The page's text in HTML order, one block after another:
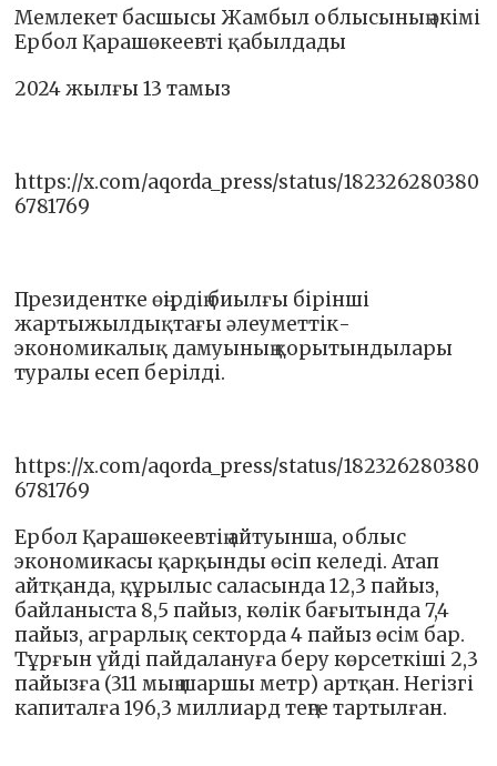
Мемлекет басшысы Жамбыл облысының әкімі
Ербол Қарашөкеевті қабылдады
2024 жылғы 13 тамыз
https://x.com/aqorda_press/status/182326280380
6781769
Президентке өңірдің биылғы бірінші
жартыжылдықтағы әлеуметтік-
экономикалық дамуының қорытындылары
туралы есеп берілді.
https://x.com/aqorda_press/status/182326280380
6781769
Ербол Қарашөкеевтің айтуынша, облыс
экономикасы қарқынды өсіп келеді. Атап
айтқанда, құрылыс саласында 12,3 пайыз,
байланыста 8,5 пайыз, көлік бағытында 7,4
пайыз, аграрлық секторда 4 пайыз өсім бар.
Тұрғын үйді пайдалануға беру көрсеткіші 2,3
пайызға (311 мың шаршы метр) артқан. Негізгі
капиталға 196,3 миллиард теңге тартылған.